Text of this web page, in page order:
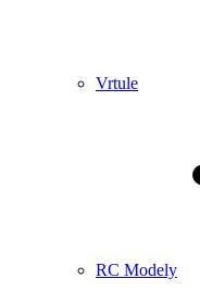
Vrtule
RC Modely